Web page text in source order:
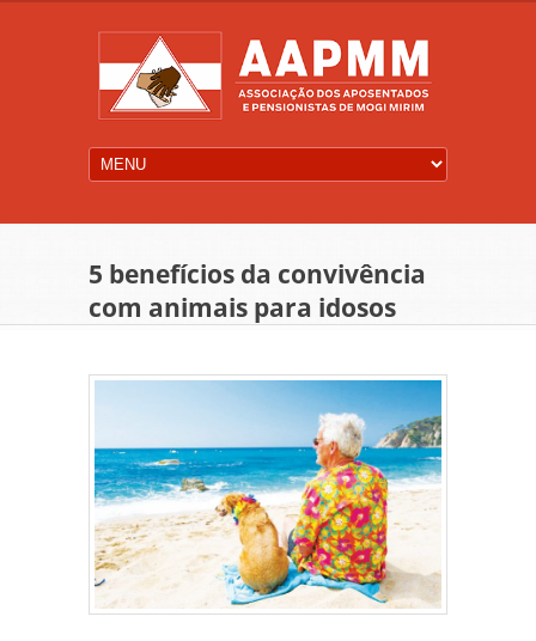
5 benefícios da convivência
com animais para idosos